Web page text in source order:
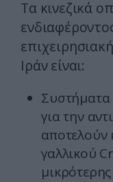
Τα κινεζικά
Ιράν είναι:
Συστήματα
για την
αποτελούν
γαλλικού